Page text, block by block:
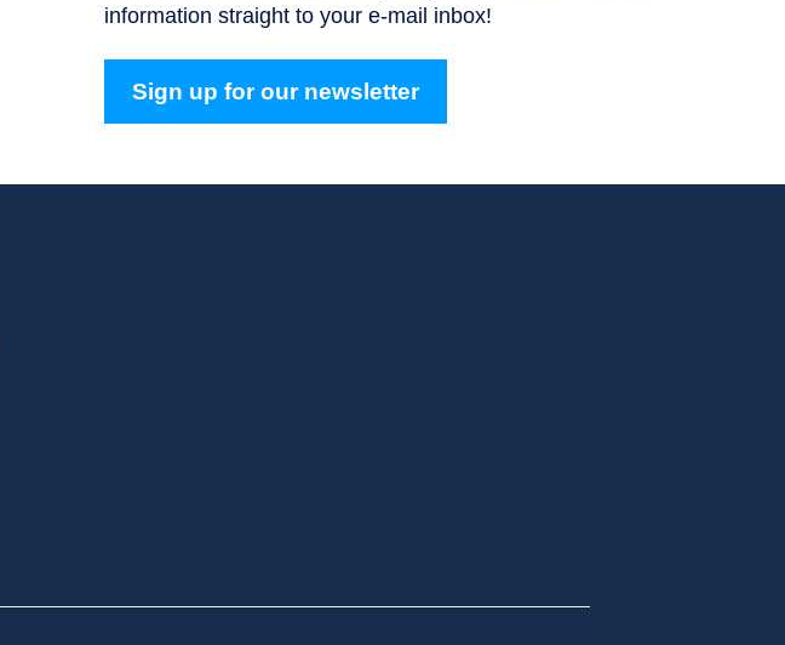
information straight to your e-mail inbox!
Sign up for our newsletter